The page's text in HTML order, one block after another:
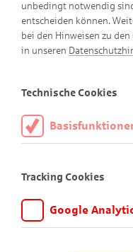
unbedingt notwendig
entscheiden können.
bei den Hinweisen zu
in unseren
Technische Cookies
aktiviert sein.
Tracking Cookies
Google